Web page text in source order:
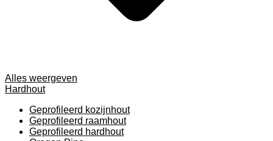
Alles weergeven
Hardhout
Geprofileerd kozijnhout
Geprofileerd raamhout
Geprofileerd hardhout